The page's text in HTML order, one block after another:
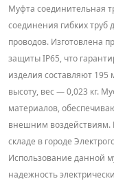
Муфта соединительная
соединения гибких труб
проводов. Изготовлена
защиты IP65, что
изделия составляют
высоту, вес — 0,023 кг.
материалов,
внешним воздействиям.
складе в городе
Использование данной
надежность